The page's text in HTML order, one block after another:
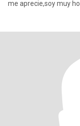
me aprecie,soy muy